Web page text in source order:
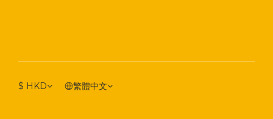
$ HKD 繁體中文